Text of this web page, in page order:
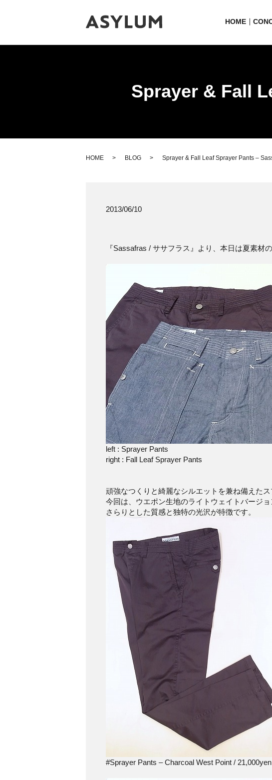
HOME
Sprayer & Fall
HOME BLOG Sprayer & Fall Leaf Sprayer Pants –
2013/06/10
『Sassafras / ササフラス』より、本日は夏素材
left : Sprayer Pants
right : Fall Leaf Sprayer Pants
頑強なつくりと綺麗なシルエットを兼ね備えたス
今回は、ウエポン生地のライトウェイトバージョ
さらりとした質感と独特の光沢が特徴です。
#Sprayer Pants – Charcoal West Point / 21,000yen